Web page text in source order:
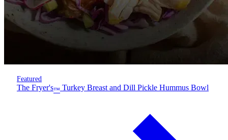
Featured
The Fryer's™ Turkey Breast and Dill Pickle Hummus Bowl